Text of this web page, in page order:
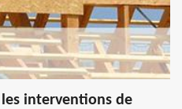
interventions de